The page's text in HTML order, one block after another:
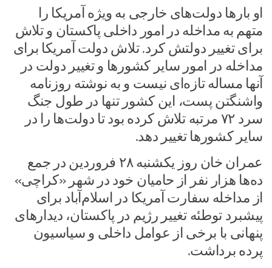
او بارها دولت‌های خارجی به ویژه آمریکا را
متهم به مداخله در امور داخلی پاکستان و تلاش
برای تغییر دولتش کرد. تلاش دولت آمریکا برای
مداخله در امور سایر کشورها و تغییر دولت در
آنها مساله تازه‌ای نیست و به نوشته روزنامه
واشنگتن پست، این کشور تنها در طول جنگ
سرد ۷۲ مرتبه تلاش کرده بود تا دولت‌ها را در
سایر کشورها تغییر دهد.
عمران خان روز یکشنبه ۲۸ فروردین در جمع
ده‌ها هزار نفر از حامیان خود در شهر «کراچی»
از مداخله سفارت آمریکا در اسلام‌آباد برای
پیشبرد توطئه تغییر رژیم در پاکستان، دیدارهای
پنهانی با برخی از عوامل داخلی و سیاسیون
پرده برداشت.